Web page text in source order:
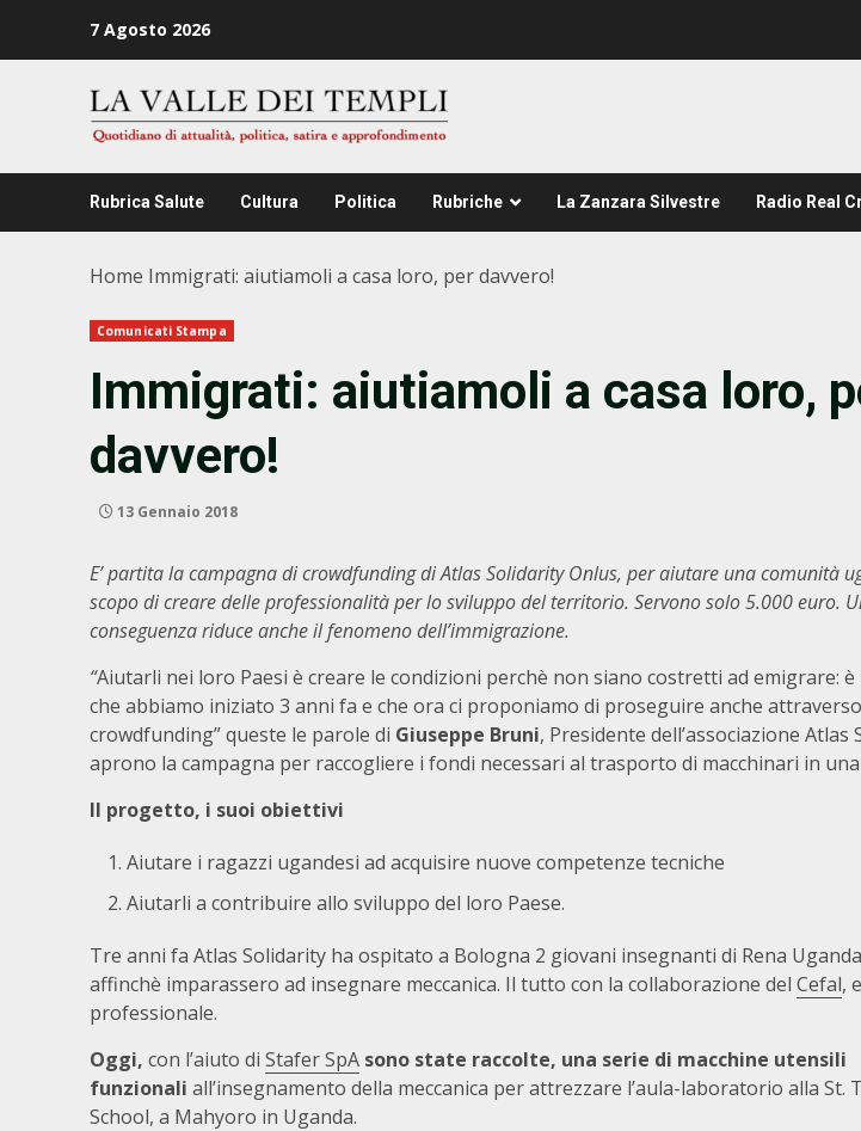
7 Agosto 2026
Rubrica Salute Cultura Politica Rubriche La Zanzara Silvestre Radio Real
Home Immigrati: aiutiamoli a casa loro, per davvero!
Comunicati Stampa
Immigrati: aiutiamoli a casa loro,
davvero!
13 Gennaio 2018
E’ partita la campagna di crowdfunding di Atlas Solidarity Onlus, per aiutare una comunità
scopo di creare delle professionalità per lo sviluppo del territorio. Servono solo 5.000 euro.
conseguenza riduce anche il fenomeno dell’immigrazione.
“Aiutarli nei loro Paesi è creare le condizioni perchè non siano costretti ad emigrare:
che abbiamo iniziato 3 anni fa e che ora ci proponiamo di proseguire anche
crowdfunding” queste le parole di Giuseppe Bruni, Presidente dell’associazione Atlas
aprono la campagna per raccogliere i fondi necessari al trasporto di macchinari in
Il progetto, i suoi obiettivi
Aiutare i ragazzi ugandesi ad acquisire nuove competenze tecniche
Aiutarli a contribuire allo sviluppo del loro Paese.
Tre anni fa Atlas Solidarity ha ospitato a Bologna 2 giovani insegnanti di Rena
affinchè imparassero ad insegnare meccanica. Il tutto con la collaborazione del Cefal,
professionale.
Oggi, con l’aiuto di Stafer SpA sono state raccolte, una serie di macchine utensili
funzionali all’insegnamento della meccanica per attrezzare l’aula-laboratorio alla St.
School, a Mahyoro in Uganda.